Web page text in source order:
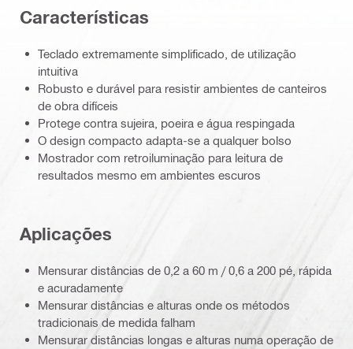
Características
Teclado extremamente simplificado, de utilização
intuitiva
Robusto e durável para resistir ambientes de canteiros
de obra difíceis
Protege contra sujeira, poeira e água respingada
O design compacto adapta-se a qualquer bolso
Mostrador com retroiluminação para leitura de
resultados mesmo em ambientes escuros
Aplicações
Mensurar distâncias de 0,2 a 60 m / 0,6 a 200 pé, rápida
e acuradamente
Mensurar distâncias e alturas onde os métodos
tradicionais de medida falham
Mensurar distâncias longas e alturas numa operação de